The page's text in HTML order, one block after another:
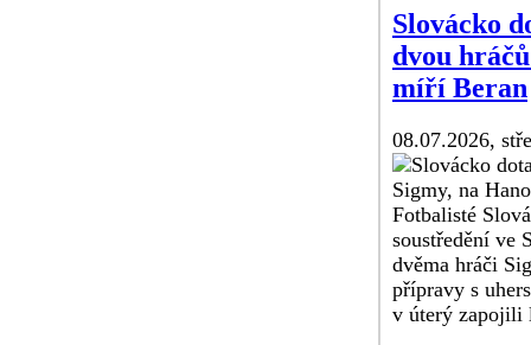
Slovácko
dvou
míří Beran
08.07.2026,
Fotbalisté
soustředění ve
dvěma hráči
přípravy s
v úterý zapojili